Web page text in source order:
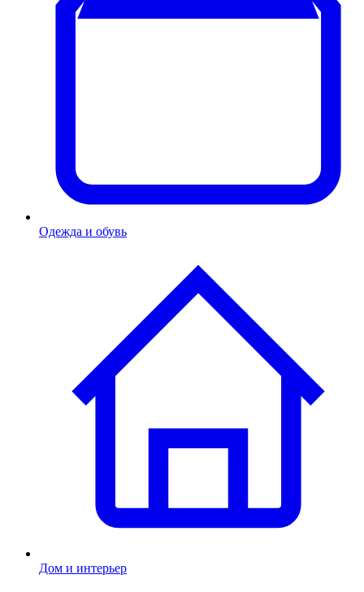
Одежда и обувь
Дом и интерьер